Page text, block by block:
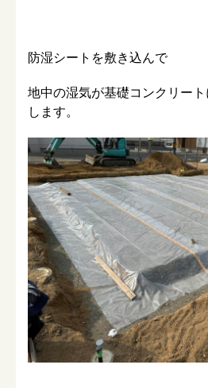
防湿シートを敷き込んで
地中の湿気が基礎コンクリー
します。